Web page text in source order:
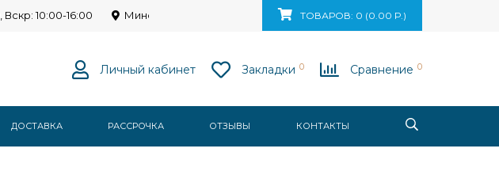
10:00-16:00 Минск, ул. Ваупшасова, д. 10, пом. 131ТОВАРОВ: 0 (0.00 Р.)
Личный кабинет Закладки 0 Сравнение 0
ДОСТАВКА РАССРОЧКА ОТЗЫВЫ КОНТАКТЫ